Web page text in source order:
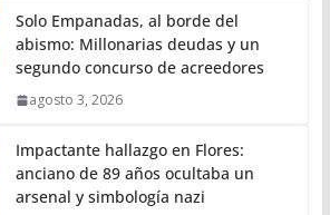
Solo Empanadas, al borde del
abismo: Millonarias deudas y un
segundo concurso de acreedores
agosto 3, 2026
Impactante hallazgo en Flores:
anciano de 89 años ocultaba un
arsenal y simbología nazi